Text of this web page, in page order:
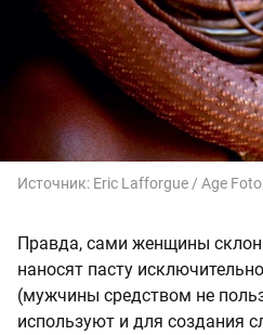
Источник: Eric Lafforgue / Age
Правда, сами женщины
наносят пасту
(мужчины средством не
используют и для создания